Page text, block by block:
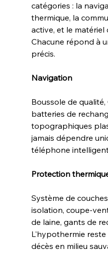
catégories : la
thermique, la
active, et le matériel
Chacune répond à
précis.
Navigation
Boussole de qualité,
batteries de
topographiques
jamais dépendre
téléphone
Protection
Système de
isolation, coupe-
de laine, gants de
L'hypothermie reste
décès en milieu